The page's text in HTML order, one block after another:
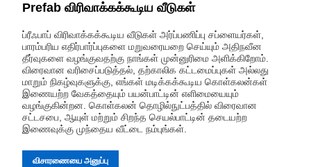
Prefab விரிவாக்கக்கூடிய வீடுகள்
ப்ரீஃபாப் விரிவாக்கக்கூடிய வீடுகள் அர்ப்பணிப்பு சப்ளையர்கள்,
பாரம்பரிய எதிர்பார்ப்புகளை மறுவரையறை செய்யும் அதிநவீன
தீர்வுகளை வழங்குவதற்கு நாங்கள் முன்னுரிமை அளிக்கிறோம்.
விரைவான வரிசைப்படுத்தல், தற்காலிக கட்டமைப்புகள் அல்லது
மாறும் நிகழ்வுகளுக்கு, எங்கள் மடிக்கக்கூடிய கொள்கலன்கள்
இணையற்ற வேகத்தையும் பயன்பாட்டின் எளிமையையும்
வழங்குகின்றன. கொள்கலன் தொழில்நுட்பத்தில் விரைவான
சட்டசபை, ஆயுள் மற்றும் சிறந்த செயல்பாட்டின் தடையற்ற
இணைவுக்கு முந்தைய வீட்டை நம்புங்கள்.
விசாரணையை அனுப்பு